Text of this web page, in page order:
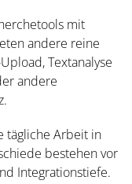
mit
andere reine
Textanalyse
andere
tägliche Arbeit in
bestehen vor
Integrationstiefe.